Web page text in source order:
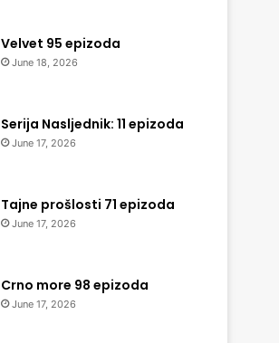
Velvet 95 epizoda
June 18, 2026
Serija Nasljednik: 11 epizoda
June 17, 2026
Tajne prošlosti 71 epizoda
June 17, 2026
Crno more 98 epizoda
June 17, 2026